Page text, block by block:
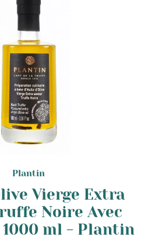
Plantin
Vierge Extra
Noire Avec
ml - Plantin